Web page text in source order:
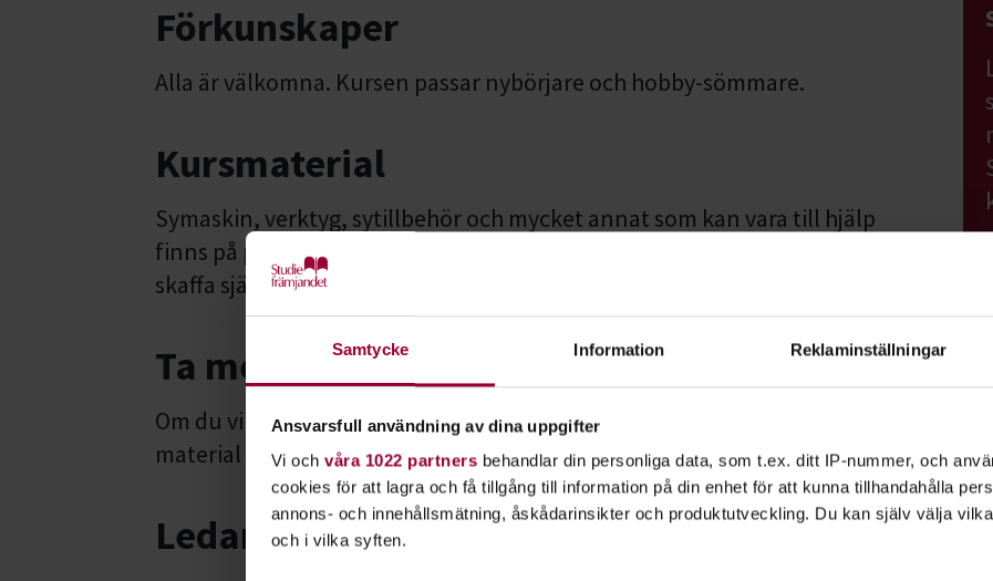
Samtycke Information Reklaminställningar
Ansvarsfull användning av dina uppgifter
Vi och våra 1022 partners behandlar din personliga data, som t.ex. ditt IP-nummer, och
cookies för att lagra och få tillgång till information på din enhet för att kunna tillhandahålla
annons- och innehållsmätning, åskådarinsikter och produktutveckling. Du kan själv välja
och i vilka syften.
Förkunskaper
Alla är välkomna. Kursen passar nybörjare och hobby-sömmare.
Kursmaterial
Symaskin, verktyg, sytillbehör och mycket annat som kan vara till hjälp
finns på plats hos oss. Utifrån dina idéer får du tips om vad du kan behöva
skaffa själv (exempelvis något särskilt tyg).
Ta med
Om du vill får du såklart ta med egen symaskin och sytillbehör samt det
material du har hemma och skulle vilja använda för att skapa något.
Ledare